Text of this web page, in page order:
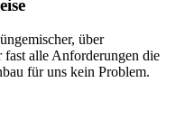
über
alle Anforderungen die
für uns kein Problem.